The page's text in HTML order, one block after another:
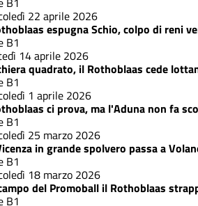
22 aprile 2026
espugna Schio, colpo di reni
B1
14 aprile 2026
quadrato, il Rothoblaas cede
B1
1 aprile 2026
ci prova, ma l'Aduna non fa
B1
25 marzo 2026
in grande spolvero passa a
B1
18 marzo 2026
del Promoball il Rothoblaas
B1